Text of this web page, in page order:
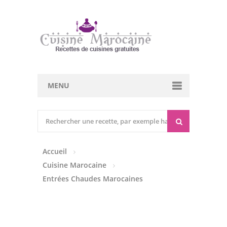
MENU
Entrées Froides
Tajines
Accueil
Cuisine Marocaine
Entrées Chaudes Marocaines